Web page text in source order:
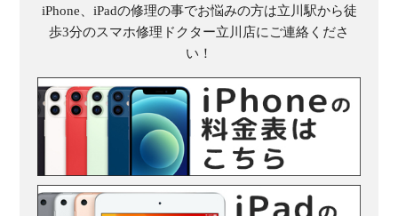
iPhone、iPadの修理の事でお悩みの方は立川駅から徒
歩3分のスマホ修理ドクター立川店にご連絡くださ
い！